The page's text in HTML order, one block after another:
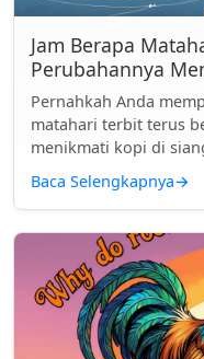
Jam Berapa
Perubahannya
Pernahkah Anda
matahari terbit terus
menikmati kopi di
Baca Selengkapnya→